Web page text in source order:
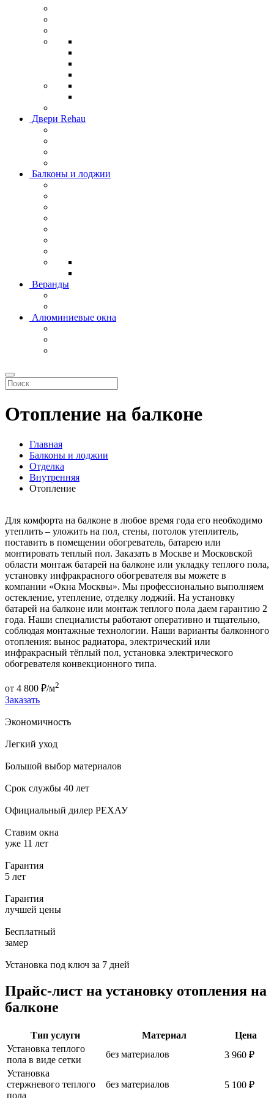
Двери Rehau
Балконы и лоджии
Веранды
Алюминиевые окна
Отопление на балконе
Главная
Балконы и лоджии
Отделка
Внутренняя
Отопление
Для комфорта на балконе в любое время года его необходимо
утеплить – уложить на пол, стены, потолок утеплитель,
поставить в помещении обогреватель, батарею или
монтировать теплый пол. Заказать в Москве и Московской
области монтаж батарей на балконе или укладку теплого пола,
установку инфракрасного обогревателя вы можете в
компании «Окна Москвы». Мы профессионально выполняем
остекление, утепление, отделку лоджий. На установку
батарей на балконе или монтаж теплого пола даем гарантию 2
года. Наши специалисты работают оперативно и тщательно,
соблюдая монтажные технологии. Наши варианты балконного
отопления: вынос радиатора, электрический или
инфракрасный тёплый пол, установка электрического
обогревателя конвекционного типа.
от 4 800 ₽/м2
Заказать
Экономичность
Легкий уход
Большой выбор материалов
Срок службы 40 лет
Официальный дилер РЕХАУ
Ставим окна
уже 11 лет
Гарантия
5 лет
Гарантия
лучшей цены
Бесплатный
замер
Установка под ключ за 7 дней
Прайс-лист на установку отопления на
балконе
Тип услуги Материал
Цена
Установка теплого
пола в виде сетки
без материалов
3 960 ₽
Установка
стержневого теплого
пола
без материалов 5 100 ₽